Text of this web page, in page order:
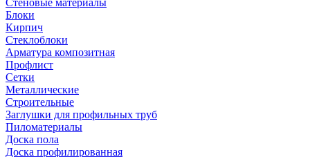
Стеновые материалы
Блоки
Кирпич
Стеклоблоки
Арматура композитная
Профлист
Сетки
Металлические
Строительные
Заглушки для профильных труб
Пиломатериалы
Доска пола
Доска профилированная